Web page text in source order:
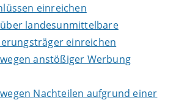
einreichen
landesunmittelbare
einreichen
anstößiger Werbung
Nachteilen aufgrund einer